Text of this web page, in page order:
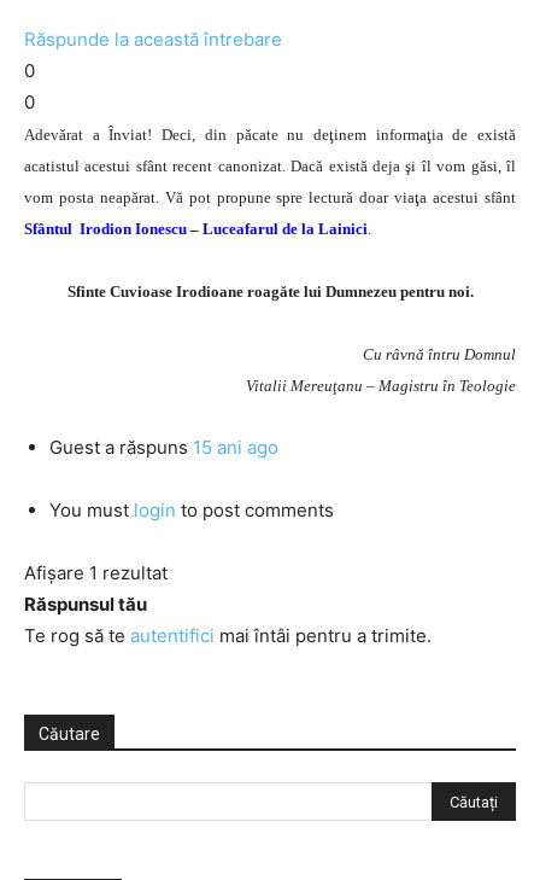
Răspunde la această întrebare
0
0
Adevărat a Înviat! Deci, din păcate nu deţinem informaţia de există
acatistul acestui sfânt recent canonizat. Dacă există deja şi îl vom găsi, îl
vom posta neapărat. Vă pot propune spre lectură doar viaţa acestui sfânt
Sfântul Irodion Ionescu – Luceafarul de la Lainici.
Sfinte Cuvioase Irodioane roagăte lui Dumnezeu pentru noi.
Cu râvnă întru Domnul
Vitalii Mereuţanu – Magistru în Teologie
Guest a răspuns 15 ani ago
You must login to post comments
Afișare 1 rezultat
Răspunsul tău
Te rog să te autentifici mai întâi pentru a trimite.
Căutare